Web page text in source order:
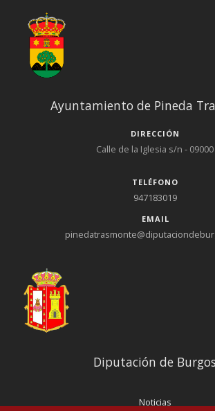
Ayuntamiento de Pineda
DIRECCIÓN
Calle de la Iglesia s/n - 09000
TELÉFONO
947183019
EMAIL
Diputación de Burgos
Noticias